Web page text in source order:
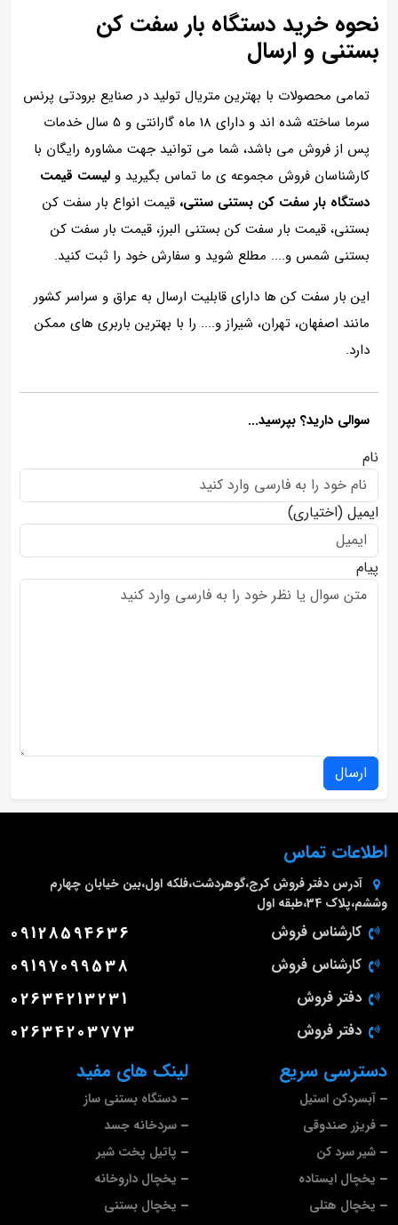
نحوه خرید دستگاه بار سفت کن
بستنی و ارسال
تمامی محصولات با بهترین متریال تولید در صنایع برودتی پرنس
سرما ساخته شده اند و دارای 18 ماه گارانتی و 5 سال خدمات
پس از فروش می باشد، شما می توانید جهت مشاوره رایگان با
کارشناسان فروش مجموعه ی ما تماس بگیرید و لیست قیمت
دستگاه بار سفت کن بستنی سنتی، قیمت انواع بار سفت کن
بستنی، قیمت بار سفت کن بستنی البرز، قیمت بار سفت کن
بستنی شمس و.... مطلع شوید و سفارش خود را ثبت کنید.
این بار سفت کن ها دارای قابلیت ارسال به عراق و سراسر کشور
مانند اصفهان، تهران، شیراز و.... را با بهترین باربری های ممکن
دارد.
سوالی دارید؟ بپرسید...
نام
ایمیل (اختیاری)
پیام
ارسال
لینک های مفید
دستگاه بستنی ساز
سردخانه جسد
پاتیل پخت شیر
یخچال داروخانه
یخچال بستنی
دسترسی سریع
آبسردکن استیل
فریزر صندوقی
شیر سرد کن
یخچال ایستاده
یخچال هتلی
اطلاعات تماس
آدرس دفتر فروش کرج،گوهردشت،فلکه اول،بین خیابان چهارم
وششم،پلاک 34،طبقه اول
کارشناس فروش 09128594636
کارشناس فروش 09197099538
دفتر فروش 02634213231
دفتر فروش 02634203773